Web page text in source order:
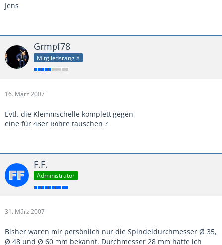
Jens
Grmpf78
Mitgliedsrang 8
16. März 2007
Evtl. die Klemmschelle komplett gegen
eine für 48er Rohre tauschen ?
F.F.
Administrator
31. März 2007
Bisher waren mir persönlich nur die Spindeldurchmesser Ø 35,
Ø 48 und Ø 60 mm bekannt. Durchmesser 28 mm hatte ich